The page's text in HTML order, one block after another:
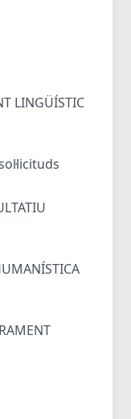
LINGÜÍSTIC